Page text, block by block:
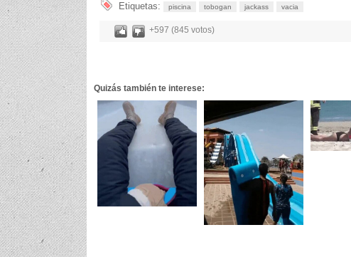
Etiquetas:
piscina tobogan jackass vacia
+597 (845 votos)
Quizás también te interese: